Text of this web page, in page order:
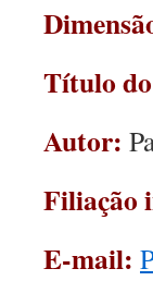
Título
Autor:
Filiação
E-mail: